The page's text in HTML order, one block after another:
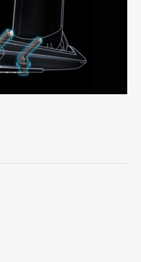
等模擬自然環境的方
實的道路環境做測試，包
開發、塑膠加工、金屬加
作區以及2條裝配線
貨平台 / 全球倉儲管理